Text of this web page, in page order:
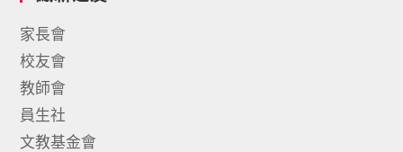
家長會
校友會
教師會
員生社
文教基金會